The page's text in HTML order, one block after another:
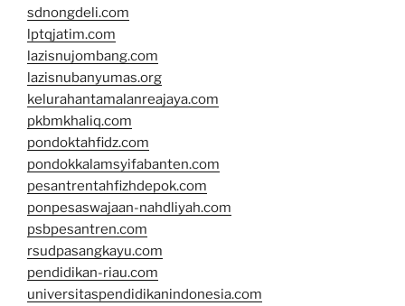
sdnongdeli.com
lptqjatim.com
lazisnujombang.com
lazisnubanyumas.org
kelurahantamalanreajaya.com
pkbmkhaliq.com
pondoktahfidz.com
pondokkalamsyifabanten.com
pesantrentahfizhdepok.com
ponpesaswajaan-nahdliyah.com
psbpesantren.com
rsudpasangkayu.com
pendidikan-riau.com
universitaspendidikanindonesia.com